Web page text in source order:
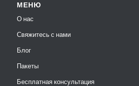
МЕНЮ
О нас
Свяжитесь с нами
Блог
Пакеты
Бесплатная консультация